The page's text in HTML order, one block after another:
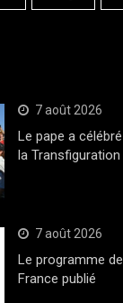
7 août 2026
Le pape a
la
7 août 2026
Le programme
France publié